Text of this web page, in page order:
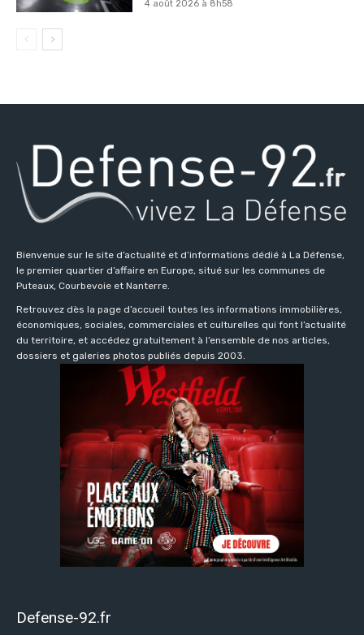
4 août 2026 à 8h58
Bienvenue sur le site d’actualité et d’informations dédié à La Défense,
le premier quartier d’affaire en Europe, situé sur les communes de
Puteaux, Courbevoie et Nanterre.
Retrouvez dès la page d’accueil toutes les informations immobilières,
économiques, sociales, commerciales et culturelles qui font l’actualité
du territoire, et accédez gratuitement à l’ensemble de nos articles,
dossiers et galeries photos publiés depuis 2003.
Defense-92.fr